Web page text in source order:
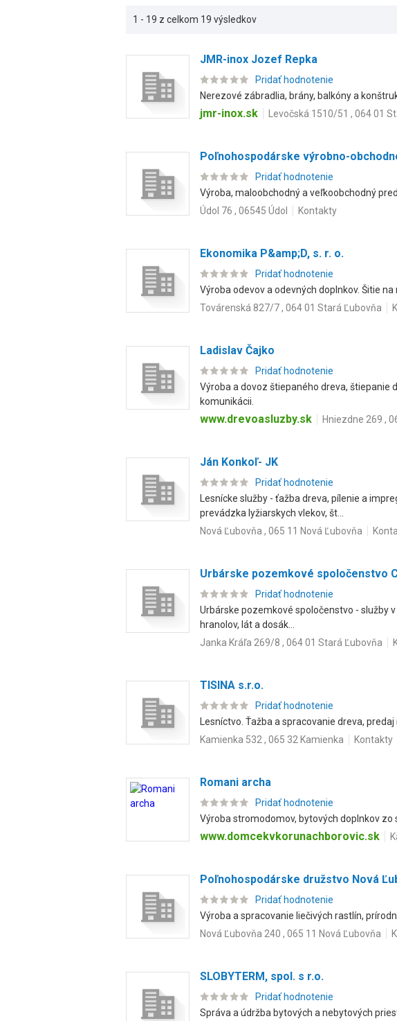
1 - 19 z celkom 19 výsledkov
JMR-inox Jozef Repka
Pridať hodnotenie
Nerezové zábradlia, brány, balkóny a
jmr-inox.sk Levočská 1510/51 , 064 01
Poľnohospodárske výrobno-
Pridať hodnotenie
Výroba, maloobchodný a veľkoobchodný
Údol 76 , 06545 Údol
Kontakty
Ekonomika P&amp;D, s. r. o.
Pridať hodnotenie
Výroba odevov a odevných doplnkov. Šitie na
Továrenská 827/7 , 064 01 Stará Ľubovňa
Ladislav Čajko
Pridať hodnotenie
Výroba a dovoz štiepaného dreva, štiepanie
komunikácii.
www.drevoasluzby.sk Hniezdne 269 ,
Ján Konkoľ- JK
Pridať hodnotenie
Lesnícke služby - ťažba dreva, pílenie a
prevádzka lyžiarskych vlekov, št...
Nová Ľubovňa , 065 11 Nová Ľubovňa
Urbárske pozemkové spoločenstvo
Pridať hodnotenie
Urbárske pozemkové spoločenstvo - služby
hranolov, lát a dosák...
Janka Kráľa 269/8 , 064 01 Stará Ľubovňa
TISINA s.r.o.
Pridať hodnotenie
Lesníctvo. Ťažba a spracovanie dreva,
Kamienka 532 , 065 32 Kamienka
Kontakty
Romani archa
Pridať hodnotenie
Výroba stromodomov, bytových doplnkov
www.domcekvkorunachborovic.sk
Poľnohospodárske družstvo Nová
Pridať hodnotenie
Výroba a spracovanie liečivých rastlín,
Nová Ľubovňa 240 , 065 11 Nová Ľubovňa
SLOBYTERM, spol. s r.o.
Pridať hodnotenie
Správa a údržba bytových a nebytových